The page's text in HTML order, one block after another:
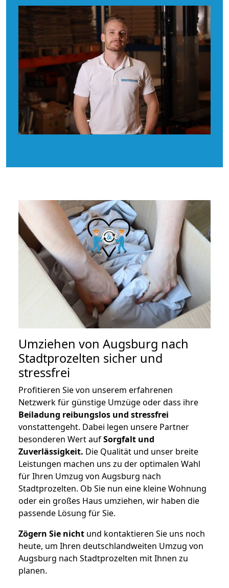
Umziehen von Augsburg nach
Stadtprozelten sicher und
stressfrei
Profitieren Sie von unserem erfahrenen
Netzwerk für günstige Umzüge oder dass ihre
Beiladung reibungslos und stressfrei
vonstattengeht. Dabei legen unsere Partner
besonderen Wert aufSorgfalt und
Zuverlässigkeit. Die Qualität und unser breite
Leistungen machen uns zu der optimalen Wahl
für Ihren Umzug von Augsburg nach
Stadtprozelten. Ob Sie nun eine kleine Wohnung
oder ein großes Haus umziehen, wir haben die
passende Lösung für Sie.
Zögern Sie nicht und kontaktieren Sie uns noch
heute, um Ihren deutschlandweiten Umzug von
Augsburg nach Stadtprozelten mit Ihnen zu
planen.